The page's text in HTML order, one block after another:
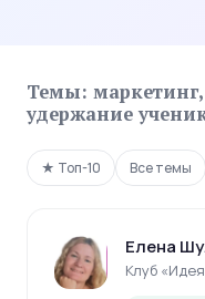
Темы:
удержание
★ Топ-10 Все темы
Елена
Клуб